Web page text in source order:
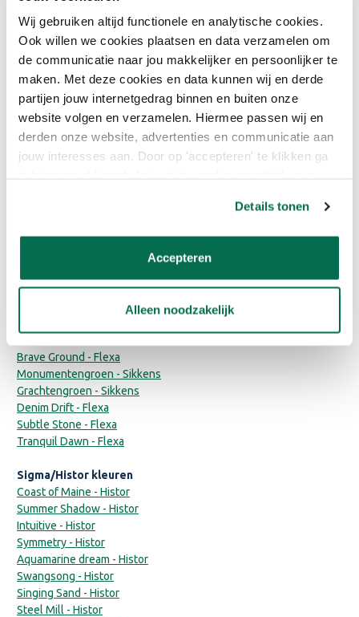
Wij gebruiken altijd functionele en analytische cookies.
Ook willen we cookies plaatsen en data verzamelen om
de communicatie naar jou makkelijker en persoonlijker te
maken. Met deze cookies en data kunnen wij en derde
partijen jouw internetgedrag binnen en buiten onze
website volgen en verzamelen. Hiermee passen wij en
derden onze website, advertenties en communicatie aan
jouw interesses aan. Door op 'accepteren' te klikken ga
Details tonen
Accepteren
Alleen noodzakelijk
RAL 7044 - Zijdegrijs
RAL 7047 - Telegrijs 4
RAL 8022 - Zwartbruin
RAL 9001 - Cremewit
RAL 9003 - Signaalwit
RAL 9004 - Signaalzwart
RAL 9005 - Gitzwart
RAL 9010
RAL 9011- Grafietzwart
Bentheimergeel - Sikkens
Urban Taupe - Flexa
Camouflage Green - Flexa
Brave Ground - Flexa
Monumentengroen - Sikkens
Grachtengroen - Sikkens
Denim Drift - Flexa
Subtle Stone - Flexa
Tranquil Dawn - Flexa
Sigma/Histor kleuren
Coast of Maine - Histor
Summer Shadow - Histor
Intuitive - Histor
Symmetry - Histor
Aquamarine dream - Histor
Swangsong - Histor
Singing Sand - Histor
Steel Mill - Histor